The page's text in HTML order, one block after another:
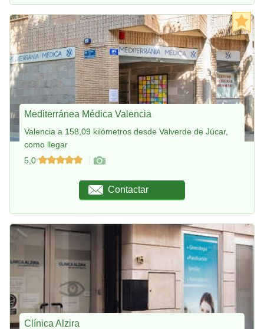
Mediterránea Médica Valencia
Valencia a 158,09 kilómetros desde Valverde de Júcar,
como llegar
5,0
Contactar
Clínica Alzira